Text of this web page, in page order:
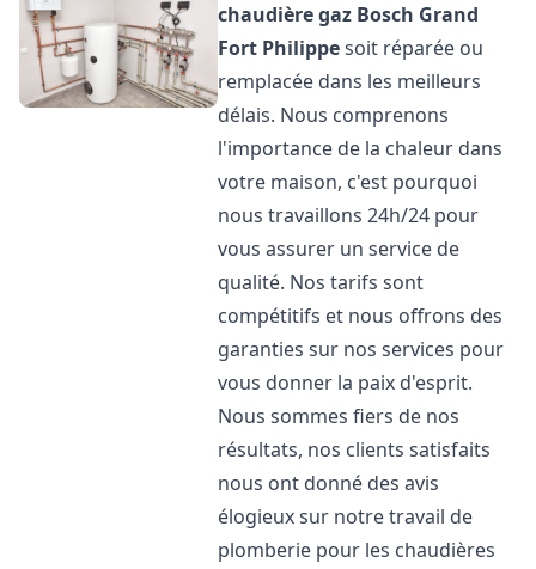
chaudière gaz Bosch Grand
Fort Philippesoit réparée ou
remplacée dans les meilleurs
délais. Nous comprenons
l'importance de la chaleur dans
votre maison, c'est pourquoi
nous travaillons 24h/24 pour
vous assurer un service de
qualité. Nos tarifs sont
compétitifs et nous offrons des
garanties sur nos services pour
vous donner la paix d'esprit.
Nous sommes fiers de nos
résultats, nos clients satisfaits
nous ont donné des avis
élogieux sur notre travail de
plomberie pour les chaudières